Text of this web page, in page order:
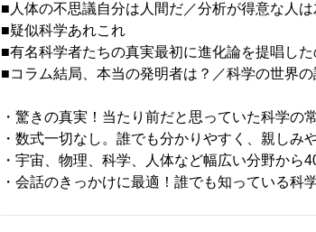
■人体の不思議自分は人間だ／分析が得意な人
■疑似科学あれこれ
■有名科学者たちの真実最初に進化論を提唱し
■コラム結局、本当の発明者は？／科学の世界
・驚きの真実！当たり前だと思っていた科学の
・数式一切なし。誰でも分かりやすく、親しみ
・宇宙、物理、科学、人体など幅広い分野から
・会話のきっかけに最適！誰でも知っている科